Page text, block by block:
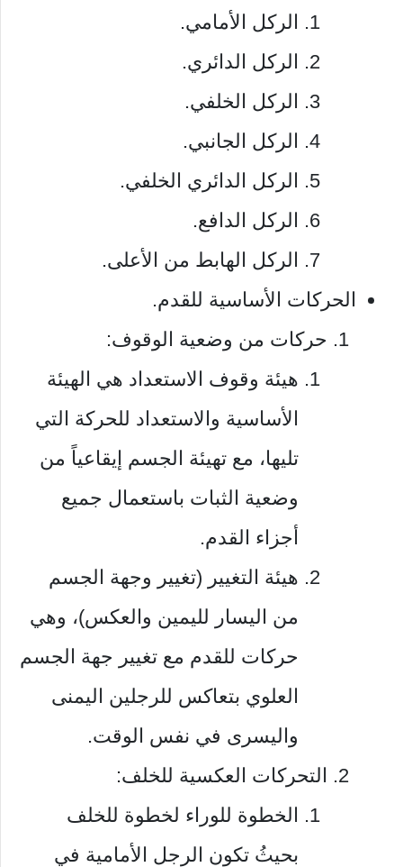
الركل الأمامي.
الركل الدائري.
الركل الخلفي.
الركل الجانبي.
الركل الدائري الخلفي.
الركل الدافع.
الركل الهابط من الأعلى.
الحركات الأساسية للقدم.
حركات من وضعية الوقوف:
هيئة وقوف الاستعداد هي الهيئة
الأساسية والاستعداد للحركة التي
تليها، مع تهيئة الجسم إيقاعياً من
وضعية الثبات باستعمال جميع
أجزاء القدم.
هيئة التغيير (تغيير وجهة الجسم
من اليسار لليمين والعكس)، وهي
حركات للقدم مع تغيير جهة الجسم
العلوي بتعاكس للرجلين اليمنى
واليسرى في نفس الوقت.
التحركات العكسية للخلف:
الخطوة للوراء لخطوة للخلف
بحيثُ تكون الرجل الأمامية في